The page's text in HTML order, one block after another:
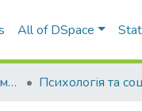
All of DSpace
Наукові видання ОНУ імені І. І. Мечникова